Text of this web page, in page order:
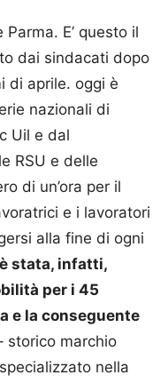
E’ questo il
dai sindacati dopo
di aprile. oggi è
nazionali di
Uil e dal
RSU e delle
di un’ora per il
e i lavoratori
alla fine di ogni
stata, infatti,
per i 45
e la conseguente
storico marchio
nella